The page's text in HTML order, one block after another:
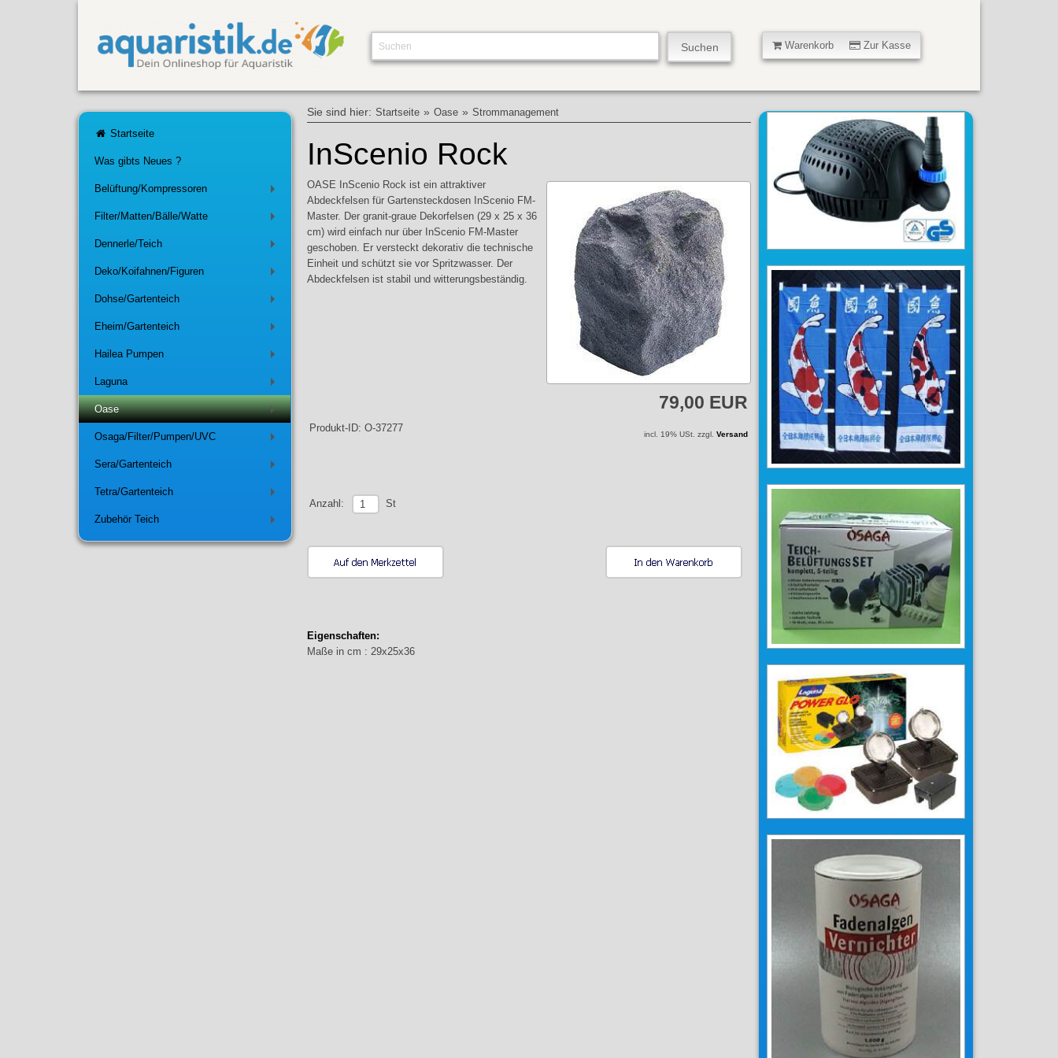
Warenkorb Zur Kasse
Startseite
Was gibts Neues ?
Belüftung/Kompressoren
Filter/Matten/Bälle/Watte
Dennerle/Teich
Deko/Koifahnen/Figuren
Dohse/Gartenteich
Eheim/Gartenteich
Hailea Pumpen
Laguna
+
Oase
Osaga/Filter/Pumpen/UVC
Sera/Gartenteich
Tetra/Gartenteich
Zubehör Teich
Sie sind hier: Startseite » Oase » Strommanagement
InScenio Rock
OASE InScenio Rock ist ein attraktiver
Abdeckfelsen für Gartensteckdosen InScenio FM-
Master. Der granit-graue Dekorfelsen (29 x 25 x 36
cm) wird einfach nur über InScenio FM-Master
geschoben. Er versteckt dekorativ die technische
Einheit und schützt sie vor Spritzwasser. Der
Abdeckfelsen ist stabil und witterungsbeständig.
79,00 EUR
Produkt-ID: O-37277
incl. 19% USt. zzgl.Versand
Anzahl: St
Eigenschaften:
Maße in cm : 29x25x36